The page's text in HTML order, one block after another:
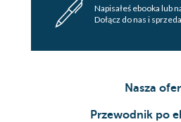
Napisałeś ebooka lub
Dołącz do nas i
Nasza
Przewodnik po